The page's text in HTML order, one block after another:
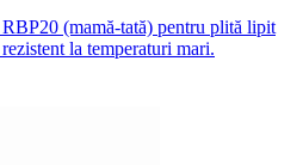
(mamă-tată) pentru plită lipit
la temperaturi mari.